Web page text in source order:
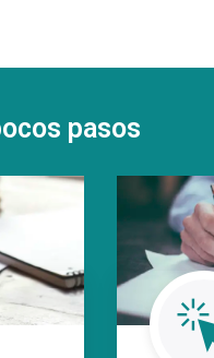
pasos